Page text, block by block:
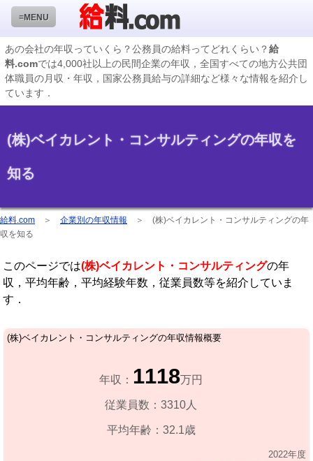
≡MENU
企業検索
年収ランキング
国家公務員編
地方公務員給料検索
私立大学教員編
収録企業データの状況
あの会社の年収っていくら？公務員の給料ってどれくらい？給
料.comでは4,000社以上の民間企業の年収，全国すべての地方公共団
体職員の月収・年収，国家公務員給与の詳細など様々な情報を紹介し
ています．
(株)ベイカレント・コンサルティングの年収を
知る
給料.com ＞ 企業別の年収情報 ＞ (株)ベイカレント・コンサルティングの年
収を知る
このページでは(株)ベイカレント・コンサルティングの年
収，平均年齢，平均経験年数，従業員数等を紹介していま
す．
(株)ベイカレント・コンサルティングの年収情報概要
年収： 1118万円
従業員数：3310人
平均年齢：32.1歳
2022年度